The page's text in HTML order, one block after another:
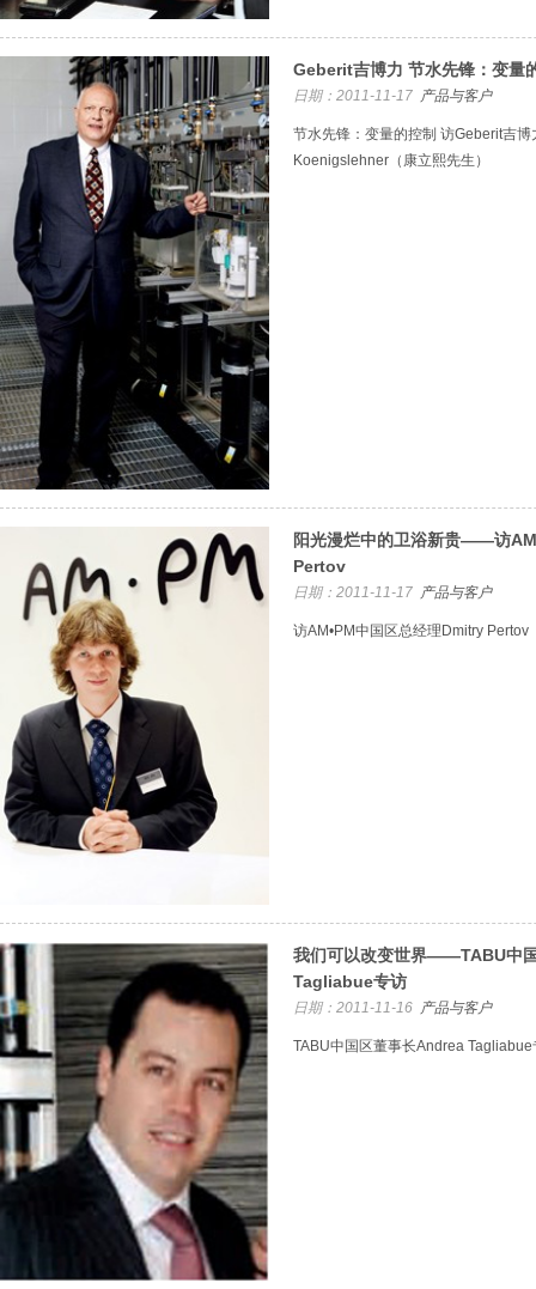
Geberit吉博力 节水先锋：变量
日期：2011-11-17 产品与客户
节水先锋：变量的控制 访Geberit吉
Koenigslehner（康立熙先生）
阳光漫烂中的卫浴新贵——访
Pertov
日期：2011-11-17 产品与客户
访AM•PM中国区总经理Dmitry Pertov
我们可以改变世界——TABU中
Tagliabue专访
日期：2011-11-16 产品与客户
TABU中国区董事长Andrea Tagliabue